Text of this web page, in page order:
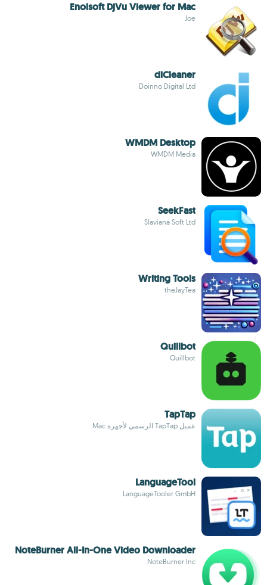
Enolsoft DjVu Viewer for Mac
Joe
diCleaner
Doinno Digital Ltd
WMDM Desktop
WMDM Media
SeekFast
Slaviana Soft Ltd
Writing Tools
theJayTea
Quillbot
Quillbot
TapTap
عميل TapTap الرسمي لأجهزة Mac
LanguageTool
LanguageTooler GmbH
NoteBurner All-In-One Video Downloader
NoteBurner Inc.